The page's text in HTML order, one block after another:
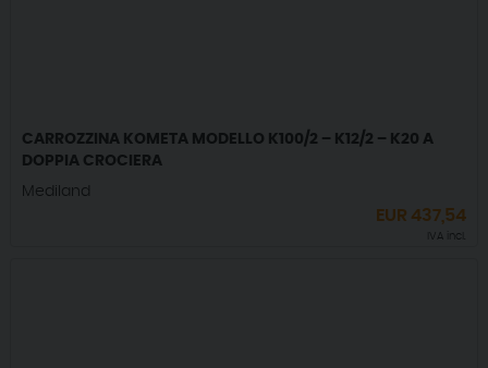
CARROZZINA KOMETA MODELLO K100/2 – K12/2 – K20 A
DOPPIA CROCIERA
Mediland
EUR 437,54
IVA incl.